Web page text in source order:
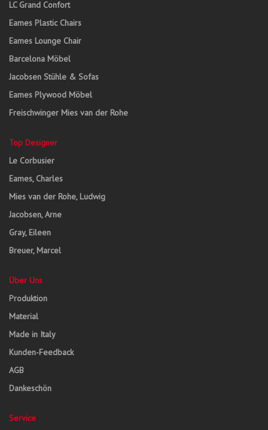
LC Grand Confort
Eames Plastic Chairs
Eames Lounge Chair
Barcelona Möbel
Jacobsen Stühle & Sofas
Eames Plywood Möbel
Freischwinger Mies van der Rohe
Top Designer
Le Corbusier
Eames, Charles
Mies van der Rohe, Ludwig
Jacobsen, Arne
Gray, Eileen
Breuer, Marcel
Über Uns
Produktion
Material
Made in Italy
Kunden-Feedback
AGB
Dankeschön
Service